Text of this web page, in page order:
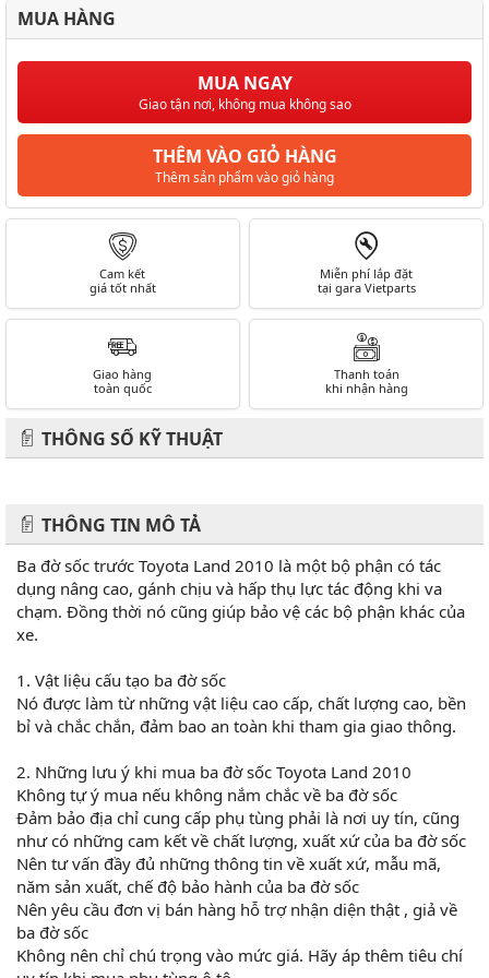
MUA HÀNG
MUA NGAY
Giao tận nơi, không mua không sao
THÊM VÀO GIỎ HÀNG
Thêm sản phẩm vào giỏ hàng
Cam kết
giá tốt nhất
Miễn phí lắp đặt
tại gara Vietparts
Giao hàng
toàn quốc
Thanh toán
khi nhận hàng
THÔNG SỐ KỸ THUẬT
THÔNG TIN MÔ TẢ
Ba đờ sốc trước Toyota Land 2010 là một bộ phận có tác
dụng nâng cao, gánh chịu và hấp thụ lực tác động khi va
chạm. Đồng thời nó cũng giúp bảo vệ các bộ phận khác của
xe.
1. Vật liệu cấu tạo ba đờ sốc
Nó được làm từ những vật liệu cao cấp, chất lượng cao, bền
bỉ và chắc chắn, đảm bao an toàn khi tham gia giao thông.
2. Những lưu ý khi mua ba đờ sốc Toyota Land 2010
Không tự ý mua nếu không nắm chắc về ba đờ sốc
Đảm bảo địa chỉ cung cấp phụ tùng phải là nơi uy tín, cũng
như có những cam kết về chất lượng, xuất xứ của ba đờ sốc
Nên tư vấn đầy đủ những thông tin về xuất xứ, mẫu mã,
năm sản xuất, chế độ bảo hành của ba đờ sốc
Nên yêu cầu đơn vị bán hàng hỗ trợ nhận diện thật , giả về
ba đờ sốc
Không nên chỉ chú trọng vào mức giá. Hãy áp thêm tiêu chí